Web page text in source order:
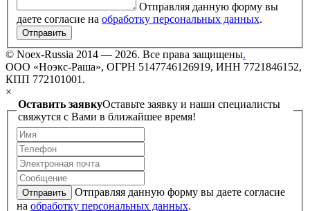
Отправляя данную форму вы
даете согласие на обработку персональных данных.
Отправить
© Noex-Russia 2014 — 2026. Все права защищены.
ООО «Ноэкс-Раша», ОГРН 5147746126919, ИНН 7721846152,
КПП 772101001.
×
Оставить заявкуОставьте заявку и наши специалисты
свяжутся с Вами в ближайшее время!
Отправить
Отправляя данную форму вы даете согласие
на обработку персональных данных.